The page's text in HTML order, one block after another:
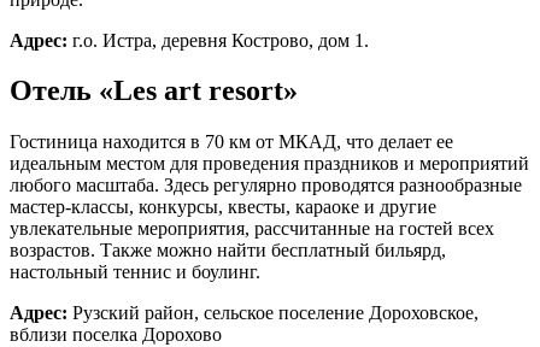
Вокруг нас
Презентация
Карта отеля
Корп клиентам
Смотреть все
Корпоративным клиентам
Конференц-залы
Банкетные залы
Тимбилдинги
Корпоративы
Адрес: г.о. Истра, деревня Кострово, дом 1.
Отель «Les art resort»
Гостиница находится в 70 км от МКАД, что делает ее
идеальным местом для проведения праздников и мероприятий
любого масштаба. Здесь регулярно проводятся разнообразные
мастер-классы, конкурсы, квесты, караоке и другие
увлекательные мероприятия, рассчитанные на гостей всех
возрастов. Также можно найти бесплатный бильярд,
настольный теннис и боулинг.
Адрес: Рузский район, сельское поселение Дороховское,
вблизи поселка Дорохово
Инфраструктура
Принять все
Политикой обработки cookies
на странице.
Принять все
Подробнее3D - тур